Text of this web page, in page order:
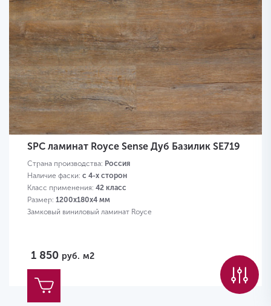
SPC ламинат Royce Sense Дуб Базилик SE719
Страна производства: Россия
Наличие фаски: с 4-х сторон
Класс применения: 42 класс
Размер: 1200х180х4 мм
Замковый виниловый ламинат Royce
1 850 руб. м2